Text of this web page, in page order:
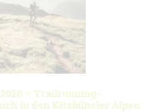
– Trailrunning-
in den Kitzbüheler Alpen